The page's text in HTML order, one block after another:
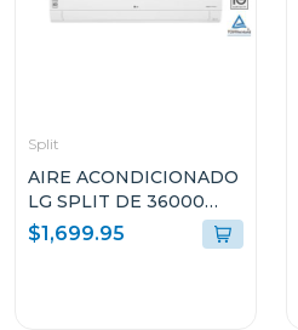
Split
AIRE ACONDICIONADO
LG SPLIT DE 36000
BTU DUAL INVERTER
SW362H8
$1,699.95